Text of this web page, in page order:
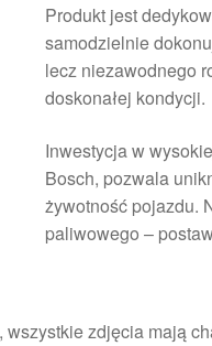
Produkt jest
samodzielnie
lecz niezawodnego
doskonałej kondycji.
Inwestycja w
Bosch, pozwala
żywotność pojazdu.
paliwowego –
zdjęcia mają